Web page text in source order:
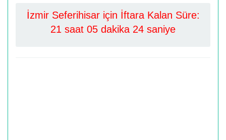
İzmir Seferihisar için İftara Kalan Süre:
21 saat 05 dakika 24 saniye